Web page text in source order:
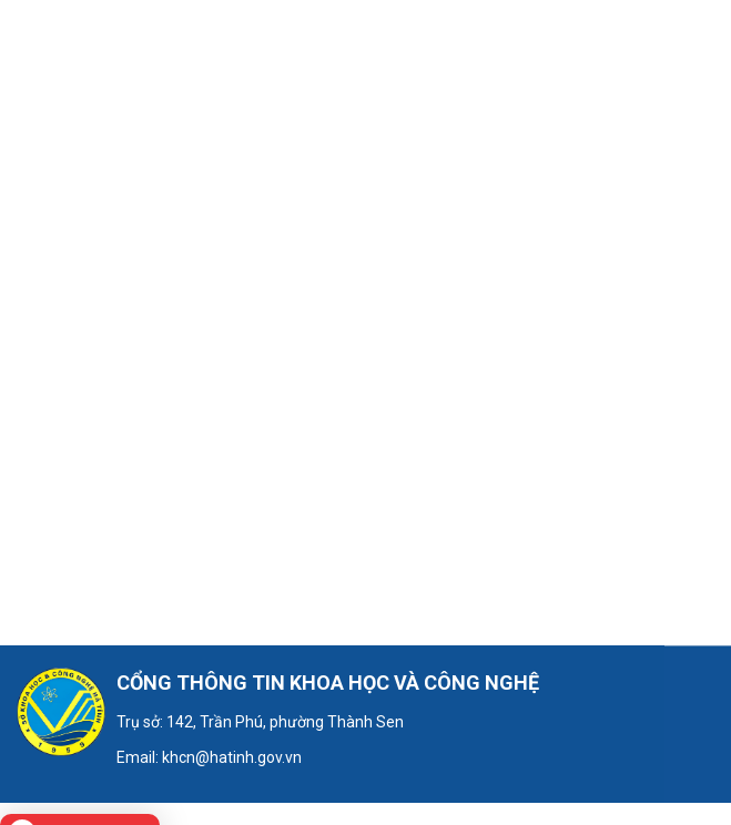
CỔNG THÔNG TIN KHOA HỌC VÀ CÔNG NGHỆ
Trụ sở: 142, Trần Phú, phường Thành Sen
Email: khcn@hatinh.gov.vn